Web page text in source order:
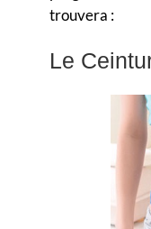
trouvera :
Le